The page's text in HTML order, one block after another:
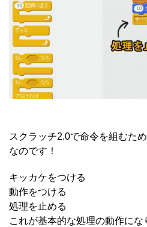
スクラッチ2.0で命令を組むた
なのです！
キッカケをつける
動作をつける
処理を止める
これが基本的な処理の動作にな